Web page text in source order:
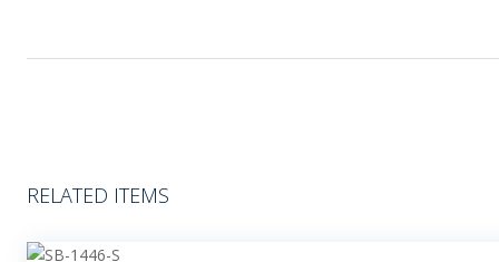
RELATED ITEMS